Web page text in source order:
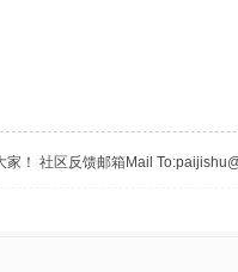
家！ 社区反馈邮箱Mail